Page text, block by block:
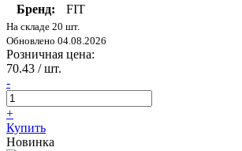
Бренд:
FIT
На складе 20 шт.
Обновлено 04.08.2026
Розничная цена:
70.43 / шт.
-
+
Купить
Новинка